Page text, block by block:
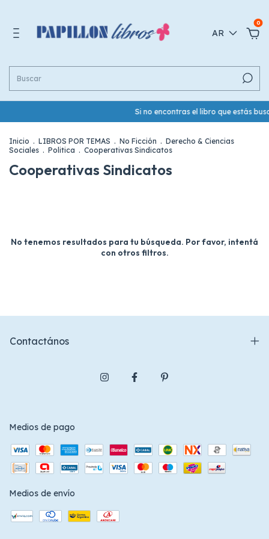
AR
0
Si no encontras el libro que estás
Inicio . LIBROS POR TEMAS . No Ficción . Derecho & Ciencias
Sociales . Politica . Cooperativas Sindicatos
Cooperativas Sindicatos
No tenemos resultados para tu búsqueda. Por favor, intentá
con otros filtros.
Contactános
Medios de pago
Medios de envío